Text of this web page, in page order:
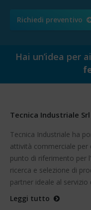
Richiedi preventivo
Hai un’idea per
Tecnica Industriale Srl
Tecnica Industriale ha
attività commerciale per
punto di riferimento per
ricerca e selezione di
partner ideale al servizio
Leggi tutto